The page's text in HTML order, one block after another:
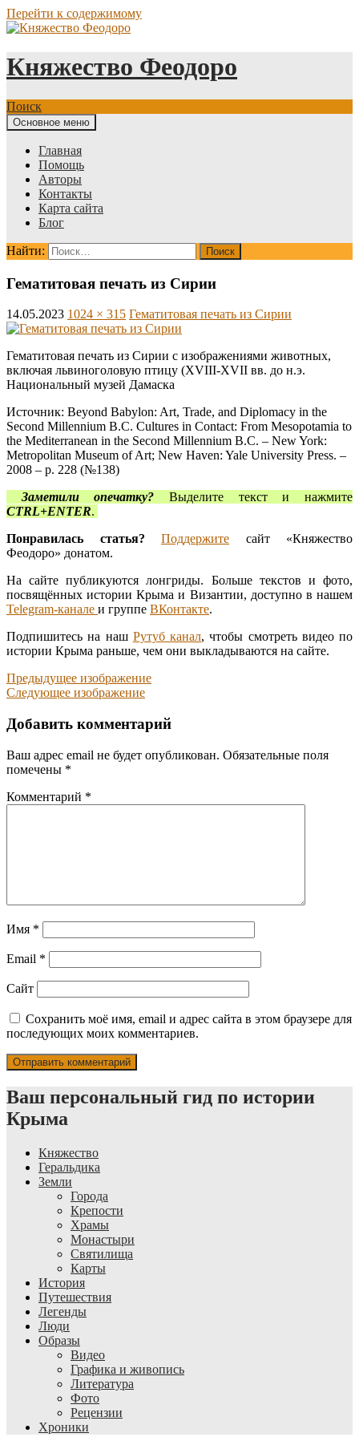
Перейти к содержимому
Княжество Феодоро
Поиск
Основное меню
Главная
Помощь
Авторы
Контакты
Карта сайта
Блог
Найти:
Гематитовая печать из Сирии
14.05.2023 1024 × 315 Гематитовая печать из Сирии
Гематитовая печать из Сирии с изображениями животных,
включая львиноголовую птицу (XVIII-XVII вв. до н.э.
Национальный музей Дамаска
Источник: Beyond Babylon: Art, Trade, and Diplomacy in the
Second Millennium B.C. Cultures in Contact: From Mesopotamia to
the Mediterranean in the Second Millennium B.C. – New York:
Metropolitan Museum of Art; New Haven: Yale University Press. –
2008 – р. 228 (№138)
Заметили опечатку? Выделите текст и нажмите
CTRL+ENTER.
Понравилась статья?
Поддержите сайт «Княжество
Феодоро» донатом.
На сайте публикуются лонгриды. Больше текстов и фото,
посвящённых истории Крыма и Византии, доступно в нашем
Telegram-канале и группе ВКонтакте.
Подпишитесь на наш Рутуб канал, чтобы смотреть видео по
истории Крыма раньше, чем они выкладываются на сайте.
Предыдущее изображение
Следующее изображение
Добавить комментарий
Ваш адрес email не будет опубликован. Обязательные поля
помечены *
Комментарий *
Имя *
Email *
Сайт
Сохранить моё имя, email и адрес сайта в этом браузере для
последующих моих комментариев.
Ваш персональный гид по истории
Крыма
Княжество
Геральдика
Земли
Города
Крепости
Храмы
Монастыри
Святилища
Карты
История
Путешествия
Легенды
Люди
Образы
Видео
Графика и живопись
Литература
Фото
Рецензии
Хроники